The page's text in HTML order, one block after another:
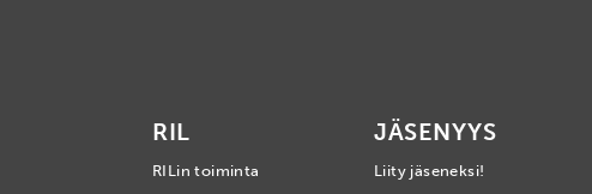
RIL
RILin toiminta
JÄSENYYS
Liity jäseneksi!